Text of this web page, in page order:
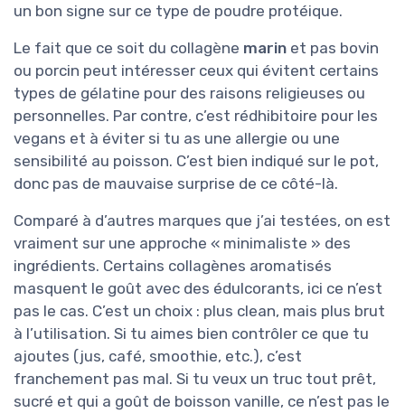
un bon signe sur ce type de poudre protéique.
Le fait que ce soit du collagène marin et pas bovin
ou porcin peut intéresser ceux qui évitent certains
types de gélatine pour des raisons religieuses ou
personnelles. Par contre, c’est rédhibitoire pour les
vegans et à éviter si tu as une allergie ou une
sensibilité au poisson. C’est bien indiqué sur le pot,
donc pas de mauvaise surprise de ce côté-là.
Comparé à d’autres marques que j’ai testées, on est
vraiment sur une approche « minimaliste » des
ingrédients. Certains collagènes aromatisés
masquent le goût avec des édulcorants, ici ce n’est
pas le cas. C’est un choix : plus clean, mais plus brut
à l’utilisation. Si tu aimes bien contrôler ce que tu
ajoutes (jus, café, smoothie, etc.), c’est
franchement pas mal. Si tu veux un truc tout prêt,
sucré et qui a goût de boisson vanille, ce n’est pas le